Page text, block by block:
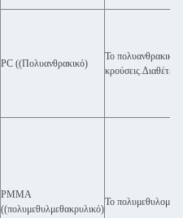
PC ((Πολυανθρακικό)
Το πολυανθρακικό
κρούσεις.Διαθέτει
PMMA
((πολυμεθυλμεθακρυλικό)
Το